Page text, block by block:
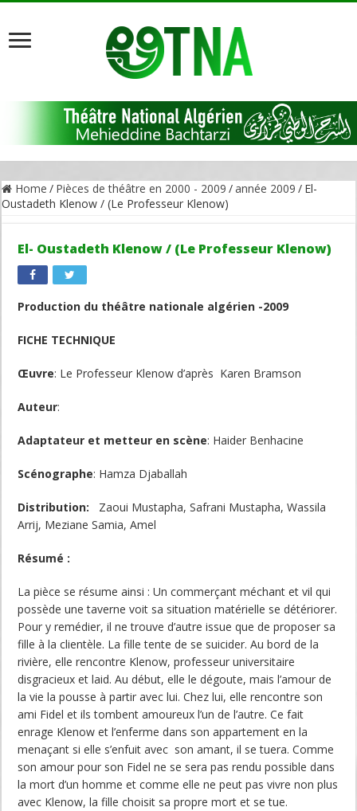
Home / Pièces de théâtre en 2000 - 2009 /année 2009 / El-
Oustadeth Klenow / (Le Professeur Klenow)
El- Oustadeth Klenow / (Le Professeur Klenow)
Production du théâtre nationale algérien -2009
FICHE TECHNIQUE
Œuvre: Le Professeur Klenow d’après Karen Bramson
Auteur:
Adaptateur et metteur en scène: Haider Benhacine
Scénographe: Hamza Djaballah
Distribution: Zaoui Mustapha, Safrani Mustapha, Wassila
Arrij, Meziane Samia, Amel
Résumé :
La pièce se résume ainsi : Un commerçant méchant et vil qui
possède une taverne voit sa situation matérielle se détériorer.
Pour y remédier, il ne trouve d’autre issue que de proposer sa
fille à la clientèle. La fille tente de se suicider. Au bord de la
rivière, elle rencontre Klenow, professeur universitaire
disgracieux et laid. Au début, elle le dégoute, mais l’amour de
la vie la pousse à partir avec lui. Chez lui, elle rencontre son
ami Fidel et ils tombent amoureux l’un de l’autre. Ce fait
enrage Klenow et l’enferme dans son appartement en la
menaçant si elle s’enfuit avec son amant, il se tuera. Comme
son amour pour son Fidel ne se sera pas rendu possible dans
la mort d’un homme et comme elle ne peut pas vivre non plus
avec Klenow, la fille choisit sa propre mort et se tue.